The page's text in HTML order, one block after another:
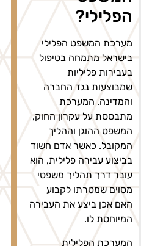
הפלילי?
מערכת המשפט הפלילי
בישראל מתמחה בטיפול
בעבירות פליליות
שמבוצעות נגד החברה
והמדינה. המערכת
מתבססת על עקרון החוק,
המשפט ההוגן וההליך
המקובל. כאשר אדם חשוד
בביצוע עבירה פלילית, הוא
עובר דרך תהליך משפטי
מסוים שמטרתו לקבוע
האם אכן ביצע את העבירה
המיוחסת לו.
המערכת הפלילית